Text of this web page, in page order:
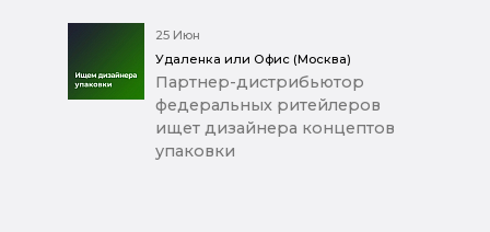
25 Июн
Удаленка или Офис (Москва)
Партнер-дистрибьютор
федеральных ритейлеров
ищет дизайнера концептов
упаковки